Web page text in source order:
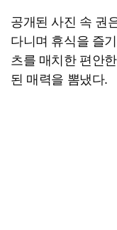
공개된 사진 속 권
다니며 휴식을 즐
츠를 매치한 편안
된 매력을 뽐냈다.